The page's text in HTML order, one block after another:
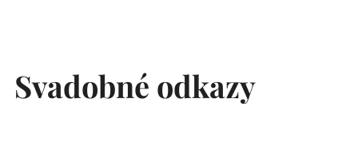
Svadobné odkazy